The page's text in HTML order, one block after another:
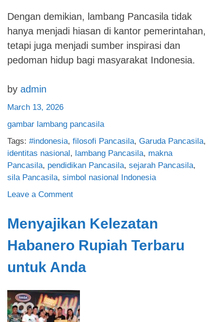
Dengan demikian, lambang Pancasila tidak
hanya menjadi hiasan di kantor pemerintahan,
tetapi juga menjadi sumber inspirasi dan
pedoman hidup bagi masyarakat Indonesia.
by admin
March 13, 2026
gambar lambang pancasila
Tags: #indonesia, filosofi Pancasila, Garuda Pancasila,
identitas nasional , lambang Pancasila, makna
Pancasila, pendidikan Pancasila, sejarah Pancasila,
sila Pancasila, simbol nasional Indonesia
Leave a Commenton
Gambar
Lambang
Pancasila:
Sejarah,
Makna,
Filosofi
di
Balik
Menyajikan Kelezatan
Habanero Rupiah Terbaru
untuk Anda